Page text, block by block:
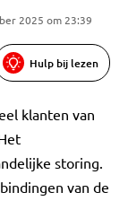
2025 om 23:39
Hulp bij lezen
klanten van
storing.
van de